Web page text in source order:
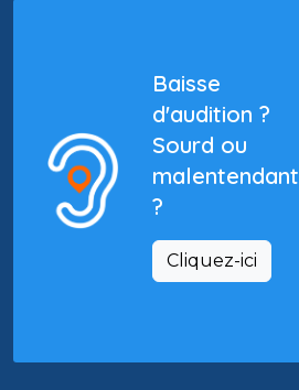
Baisse
d'audition ?
Sourd ou
malentendant
?
Cliquez-ici